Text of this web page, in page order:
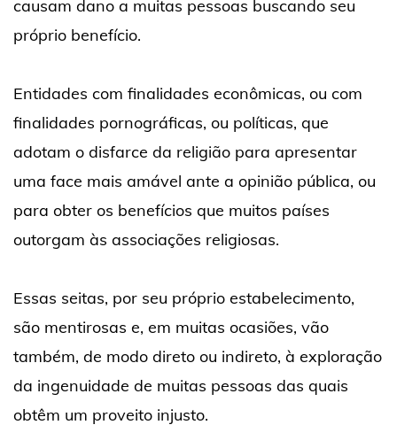
causam dano a muitas pessoas buscando seu
próprio benefício.
Entidades com finalidades econômicas, ou com
finalidades pornográficas, ou políticas, que
adotam o disfarce da religião para apresentar
uma face mais amável ante a opinião pública, ou
para obter os benefícios que muitos países
outorgam às associações religiosas.
Essas seitas, por seu próprio estabelecimento,
são mentirosas e, em muitas ocasiões, vão
também, de modo direto ou indireto, à exploração
da ingenuidade de muitas pessoas das quais
obtêm um proveito injusto.